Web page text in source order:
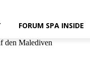
FORUM SPA INSIDE
den Malediven